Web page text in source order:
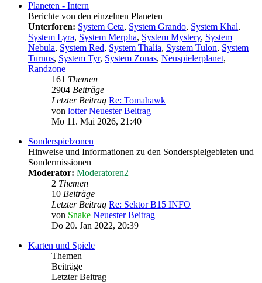
Planeten - Intern
Berichte von den einzelnen Planeten
Unterforen: System Ceta, System Grando, System Khal,
System Lyra, System Merpha, System Mystery, System
Nebula, System Red, System Thalia, System Tulon, System
Turnus, System Tyr, System Zonas, Neuspielerplanet,
Randzone
161 Themen
2904 Beiträge
Letzter Beitrag Re: Tomahawk
von lotter Neuester Beitrag
Mo 11. Mai 2026, 21:40
Sonderspielzonen
Hinweise und Informationen zu den Sonderspielgebieten und
Sondermissionen
Moderator: Moderatoren2
2 Themen
10 Beiträge
Letzter Beitrag Re: Sektor B15 INFO
von Snake Neuester Beitrag
Do 20. Jan 2022, 20:39
Karten und Spiele
Themen
Beiträge
Letzter Beitrag